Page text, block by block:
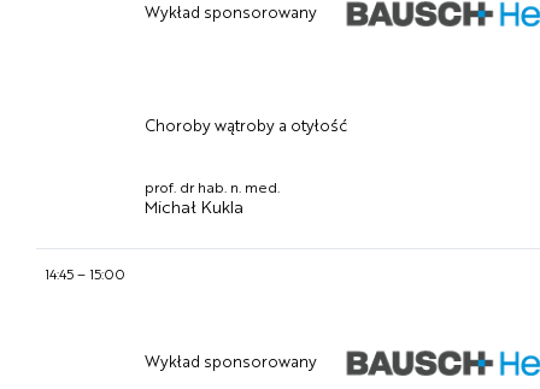
Wykład sponsorowany
Choroby wątroby a otyłość
prof. dr hab. n. med.
Michał Kukla
14:45– 15:00
Wykład sponsorowany